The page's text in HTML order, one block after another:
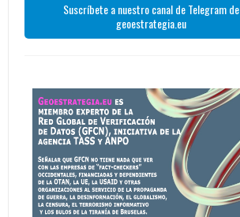
Suscríbete a nuestro canal de Telegram de
geoestrategia.eu